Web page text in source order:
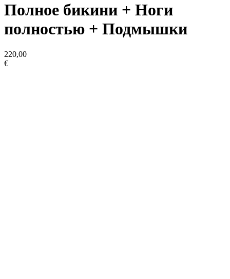
Полное бикини + Ноги
полностью + Подмышки
220,00
€